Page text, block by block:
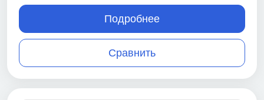
Сравнить
Подробнее